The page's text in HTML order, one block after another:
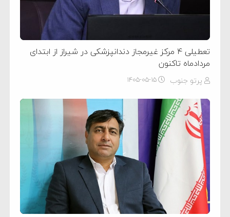
تعطیلی ۴ مرکز غیرمجاز دندانپزشکی در شیراز از ابتدای
مردادماه تاکنون
پرتو جنوب ۱۴۰۵-۰۵-۱۵